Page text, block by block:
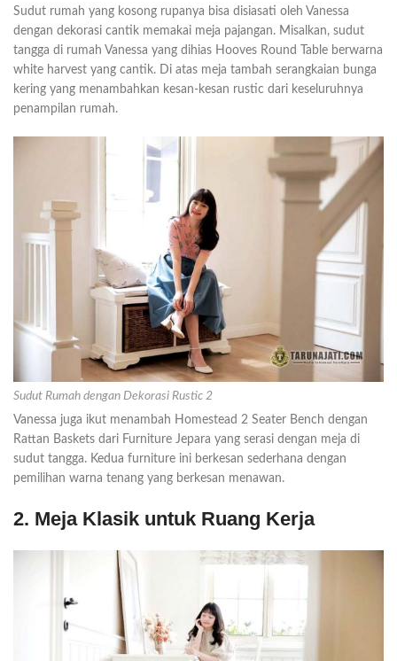
Sudut rumah yang kosong rupanya bisa disiasati oleh Vanessa
dengan dekorasi cantik memakai meja pajangan. Misalkan, sudut
tangga di rumah Vanessa yang dihias Hooves Round Table berwarna
white harvest yang cantik. Di atas meja tambah serangkaian bunga
kering yang menambahkan kesan-kesan rustic dari keseluruhnya
penampilan rumah.
Sudut Rumah dengan Dekorasi Rustic 2
Vanessa juga ikut menambah Homestead 2 Seater Bench dengan
Rattan Baskets dari Furniture Jepara yang serasi dengan meja di
sudut tangga. Kedua furniture ini berkesan sederhana dengan
pemilihan warna tenang yang berkesan menawan.
2. Meja Klasik untuk Ruang Kerja